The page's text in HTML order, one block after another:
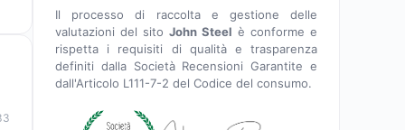
Il processo di raccolta e gestione delle
valutazioni del sito John Steel è conforme e
rispetta i requisiti di qualità e trasparenza
definiti dalla Società Recensioni Garantite e
dall'Articolo L111-7-2 del Codice del consumo.